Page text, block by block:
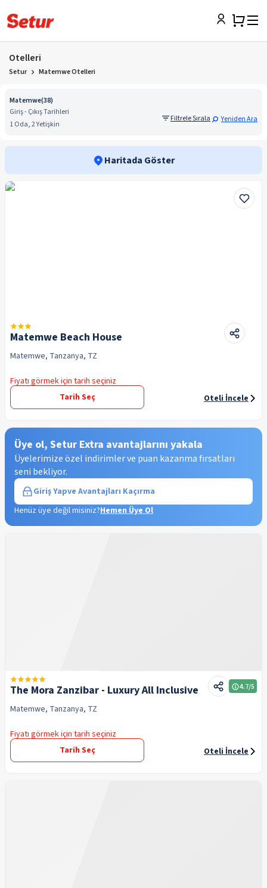
Otelleri
Setur Matemwe Otelleri
Matemwe(38)
Giriş - Çıkış Tarihleri
1 Oda, 2 Yetişkin
Filtrele Sırala Yeniden Ara
Haritada Göster
Matemwe Beach House
Matemwe, Tanzanya, TZ
Fiyatı görmek için tarih seçiniz
Tarih Seç
Oteli İncele
Üye ol, Setur Extra avantajlarını yakala
Üyelerimize özel indirimler ve puan kazanma fırsatları
seni bekliyor.
Giriş Yapve Avantajları Kaçırma
Henüz üye değil misiniz?Hemen Üye Ol
The Mora Zanzibar - Luxury All Inclusive 4.7/5
Matemwe, Tanzanya, TZ
Fiyatı görmek için tarih seçiniz
Tarih Seç
Oteli İncele